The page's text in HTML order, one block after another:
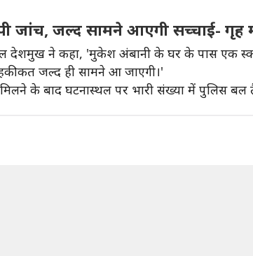
जांच, जल्द सामने आएगी सच्चाई- गृह
देशमुख ने कहा, 'मुकेश अंबानी के घर के पास एक
जल्द ही सामने आ जाएगी।'
के बाद घटनास्थल पर भारी संख्या में पुलिस बल